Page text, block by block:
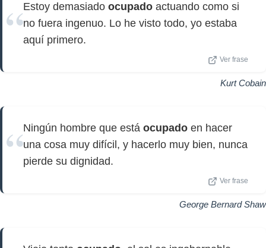
Estoy demasiado ocupado actuando como si
no fuera ingenuo. Lo he visto todo, yo estaba
aquí primero.
Ver frase
Kurt Cobain
Ningún hombre que está ocupado en hacer
una cosa muy difícil, y hacerlo muy bien, nunca
pierde su dignidad.
Ver frase
George Bernard Shaw